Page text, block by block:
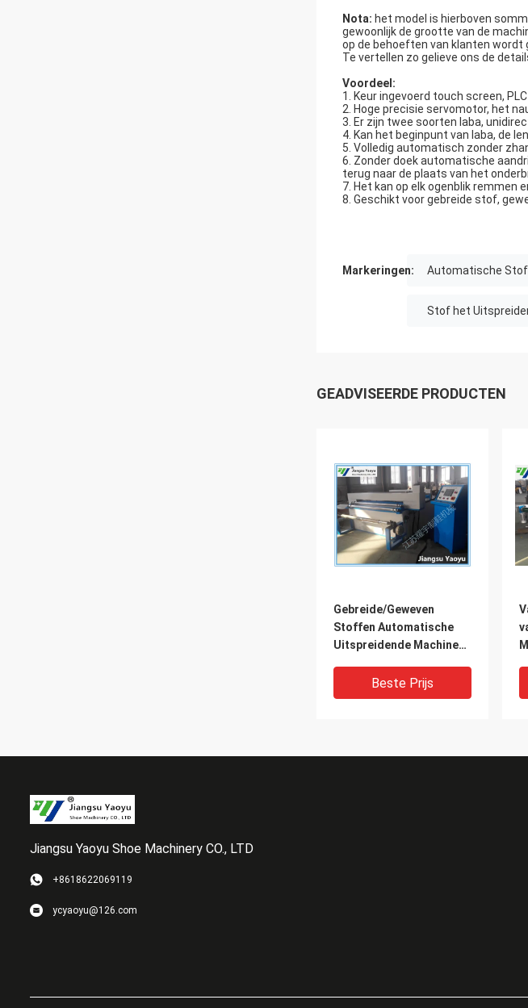
Nota: het model is hierboven
gewoonlijk de grootte van de
op de behoeften van klanten wordt
Te vertellen zo gelieve ons de
Voordeel:
1. Keur ingevoerd touch screen,
2. Hoge precisie servomotor, het
3. Er zijn twee soorten laba,
4. Kan het beginpunt van laba, de
5. Volledig automatisch zonder
6. Zonder doek automatische
terug naar de plaats van het
7. Het kan op elk ogenblik remmen
8. Geschikt voor gebreide stof,
Markeringen: Automatische
Stof het
GEADVISEERDE PRODUCTEN
Gebreide/Geweven
Stoffen Automatische
Uitspreidende Machine
SnelheidBeste Prijs
Jiangsu Yaoyu Shoe Machinery CO., LTD
+8618622069119
ycyaoyu@126.com